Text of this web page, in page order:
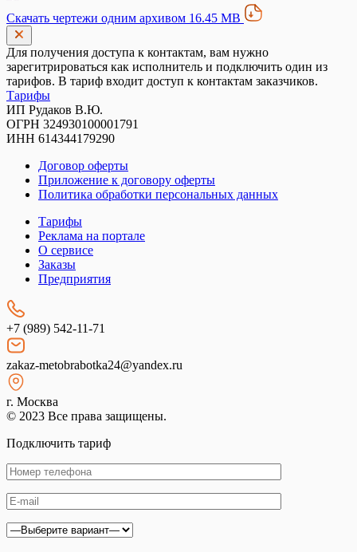
Скачать чертежи одним архивом 16.45 MB
Для получения доступа к контактам, вам нужно
зарегитрироваться как исполнитель и подключить один из
тарифов. В тариф входит доступ к контактам заказчиков.
Тарифы
ИП Рудаков В.Ю.
ОГРН 324930100001791
ИНН 614344179290
Договор оферты
Приложение к договору оферты
Политика обработки персональных данных
Тарифы
Реклама на портале
О сервисе
Заказы
Предприятия
+7 (989) 542-11-71
zakaz-metobrabotka24@yandex.ru
г. Москва
© 2023 Все права защищены.
Подключить тариф